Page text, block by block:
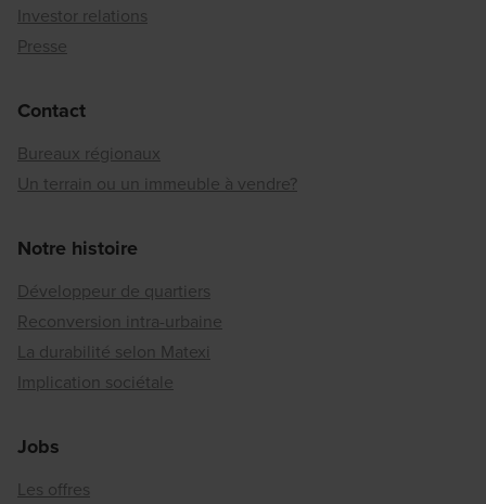
Investor relations
Presse
Contact
Bureaux régionaux
Un terrain ou un immeuble à vendre?
Notre histoire
Développeur de quartiers
Reconversion intra-urbaine
La durabilité selon Matexi
Implication sociétale
Jobs
Les offres